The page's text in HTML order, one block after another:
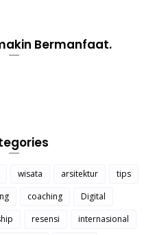
Bermanfaat.
wisata arsitektur
tips
coaching
Digital
resensi
internasional